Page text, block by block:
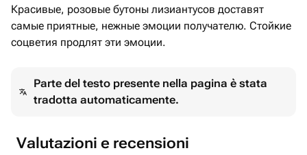
Красивые, розовые бутоны лизиантусов доставят
самые приятные, нежные эмоции получателю. Стойкие
соцветия продлят эти эмоции.
Parte del testo presente nella pagina è stata
tradotta automaticamente.
Valutazioni e recensioni